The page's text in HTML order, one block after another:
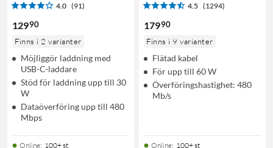
4.0 (91)
12990
Finns i 2 varianter
Möjliggör laddning med
USB-C-laddare
Stöd för laddning upp till 30
W
Dataöverföring upp till 480
Mbps
Online: 100+ st
4.5 (1294)
17990
Finns i 9 varianter
Flätad kabel
För upp till 60 W
Överföringshastighet: 480
Mb/s
Online: 100+ st